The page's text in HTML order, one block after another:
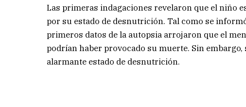
Las primeras indagaciones revelaron que el niño
por su estado de desnutrición. Tal como se
primeros datos de la autopsia arrojaron que el
podrían haber provocado su muerte. Sin
alarmante estado de desnutrición.